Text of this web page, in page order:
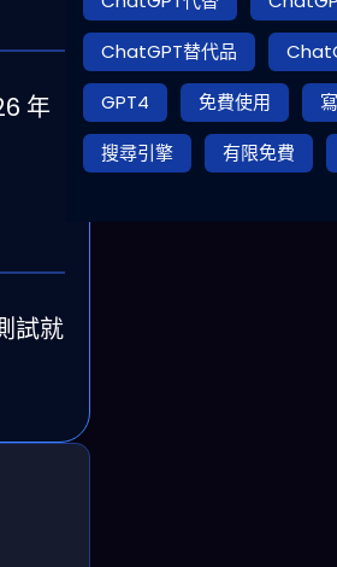
年
試就
ChatGPT替代品
GPT4
免費使用
搜尋引擎
有限免費